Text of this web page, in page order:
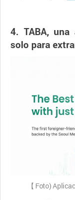
4. TABA,
solo para
【 Foto)